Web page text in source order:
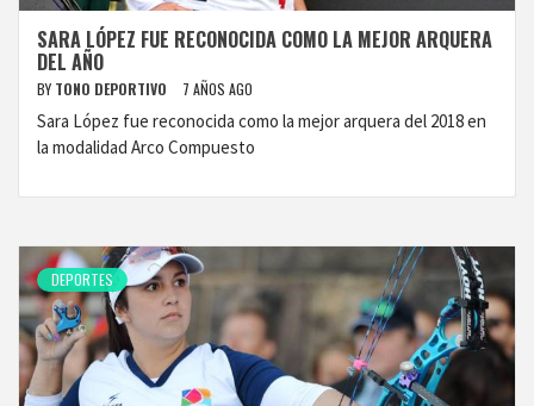
SARA LÓPEZ FUE RECONOCIDA COMO LA MEJOR ARQUERA
DEL AÑO
BY TONO DEPORTIVO 7 AÑOS AGO
Sara López fue reconocida como la mejor arquera del 2018 en
la modalidad Arco Compuesto
DEPORTES